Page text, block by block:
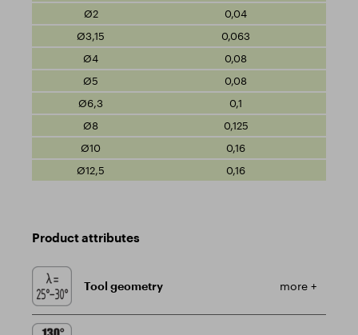
0,04
0,063
0,08
0,08
0,1
0,125
0,16
0,16
Product attributes
Tool geometry more +